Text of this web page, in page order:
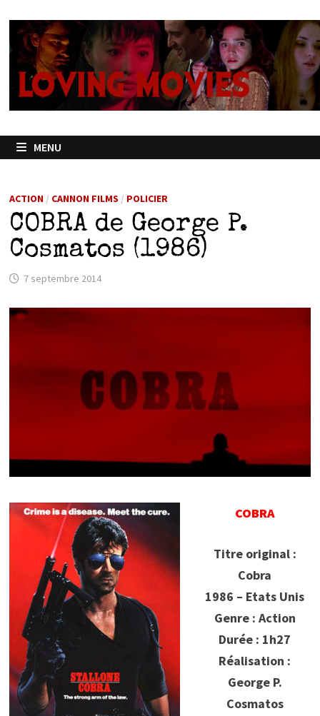
contenu
MENU
ACTION/ CANNON FILMS / POLICIER
COBRA de George P.
Cosmatos (1986)
7 septembre 2014
COBRA
Titre original :
Cobra
1986 – Etats Unis
Genre : Action
Durée : 1h27
Réalisation :
George P.
Cosmatos